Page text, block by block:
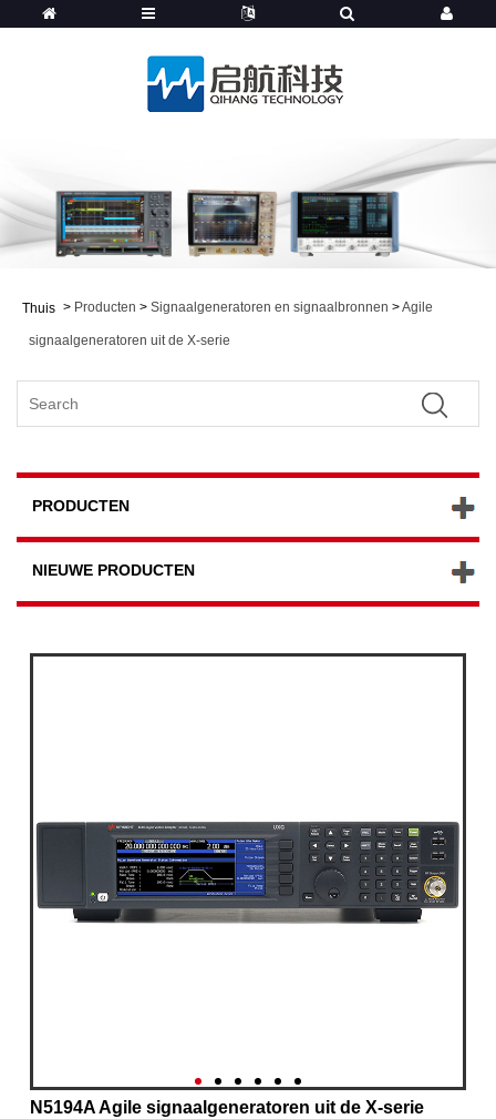
Thuis > Producten > Signaalgeneratoren en signaalbronnen >Agile
signaalgeneratoren uit de X-serie
PRODUCTEN
NIEUWE PRODUCTEN
N5194A Agile signaalgeneratoren uit de X-serie